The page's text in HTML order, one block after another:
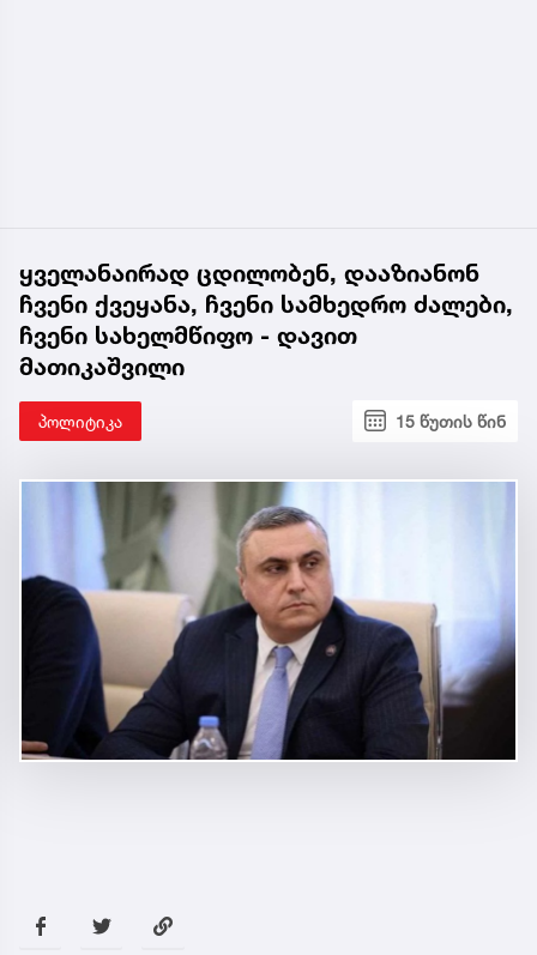
ყველანაირად ცდილობენ, დააზიანონ
ჩვენი ქვეყანა, ჩვენი სამხედრო ძალები,
ჩვენი სახელმწიფო - დავით
მათიკაშვილი
პოლიტიკა 15 წუთის წინ